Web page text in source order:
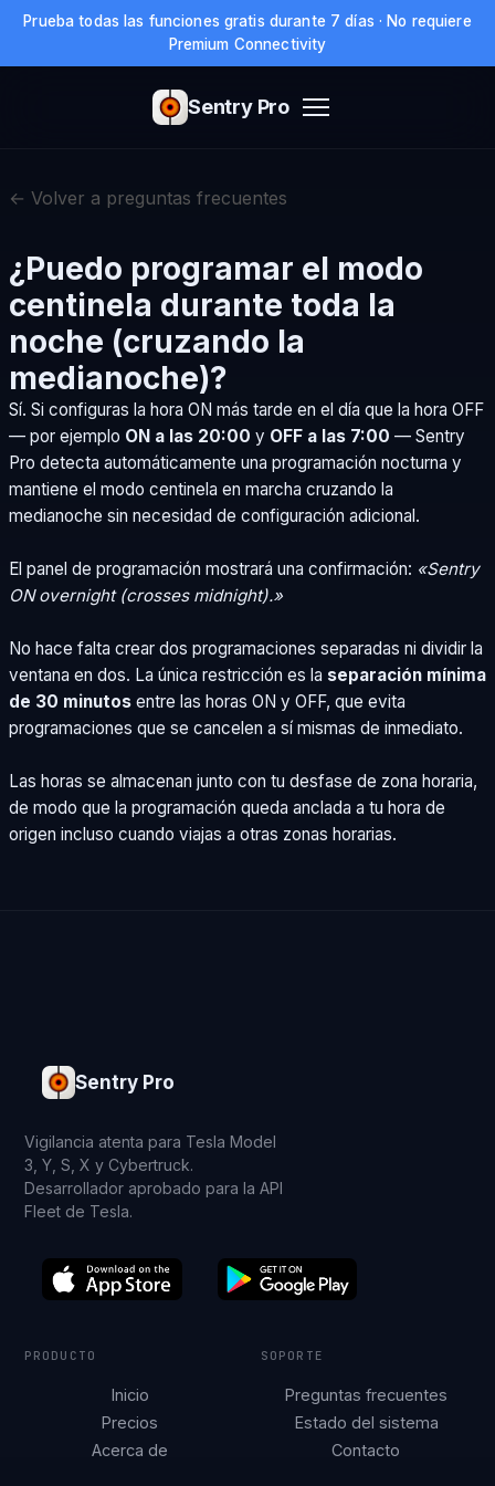
Prueba todas las funciones gratis durante 7 días · No requiere
Premium Connectivity
Sentry Pro
← Volver a preguntas frecuentes
¿Puedo programar el modo
centinela durante toda la
noche (cruzando la
medianoche)?
Sí. Si configuras la hora ON más tarde en el día que la hora OFF
— por ejemplo ON a las 20:00 y OFF a las 7:00 — Sentry
Pro detecta automáticamente una programación nocturna y
mantiene el modo centinela en marcha cruzando la
medianoche sin necesidad de configuración adicional.
El panel de programación mostrará una confirmación: «Sentry
ON overnight (crosses midnight).»
No hace falta crear dos programaciones separadas ni dividir la
ventana en dos. La única restricción es la separación mínima
de 30 minutos entre las horas ON y OFF, que evita
programaciones que se cancelen a sí mismas de inmediato.
Las horas se almacenan junto con tu desfase de zona horaria,
de modo que la programación queda anclada a tu hora de
origen incluso cuando viajas a otras zonas horarias.
Sentry Pro
Vigilancia atenta para Tesla Model
3, Y, S, X y Cybertruck.
Desarrollador aprobado para la API
Fleet de Tesla.
PRODUCTO
Inicio
Precios
Acerca de
SOPORTE
Preguntas frecuentes
Estado del sistema
Contacto